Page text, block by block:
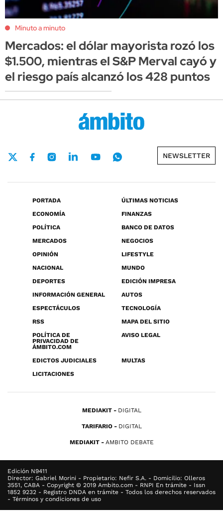
Minuto a minuto
Mercados: el dólar mayorista rozó los
$1.500, mientras el S&P Merval cayó y
el riesgo país alcanzó los 428 puntos
NEWSLETTER
PORTADA
ÚLTIMAS NOTICIAS
ECONOMÍA
FINANZAS
POLÍTICA
BANCO DE DATOS
MERCADOS
NEGOCIOS
OPINIÓN
LIFESTYLE
NACIONAL
MUNDO
DEPORTES
EDICIÓN IMPRESA
INFORMACIÓN GENERAL
AUTOS
ESPECTÁCULOS
TECNOLOGÍA
RSS
MAPA DEL SITIO
POLÍTICA DE
PRIVACIDAD DE
ÁMBITO.COM
AVISO LEGAL
EDICTOS JUDICIALES
MULTAS
LICITACIONES
MEDIAKIT DIGITAL
TARIFARIO DIGITAL
MEDIAKIT AMBITO DEBATE
Edición N9411
Director: Gabriel Morini - Propietario: Nefir S.A. - Domicilio: Olleros
3551, CABA - Copyright © 2019 Ambito.com - RNPI En trámite - Issn
1852 9232 - Registro DNDA en trámite - Todos los derechos reservados
- Términos y condiciones de uso